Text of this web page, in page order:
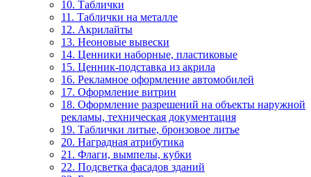
10. Таблички
11. Таблички на металле
12. Акрилайты
13. Неоновые вывески
14. Ценники наборные, пластиковые
15. Ценник-подставка из акрила
16. Рекламное оформление автомобилей
17. Оформление витрин
18. Оформление разрешений на объекты наружной
рекламы, техническая документация
19. Таблички литые, бронзовое литье
20. Наградная атрибутика
21. Флаги, вымпелы, кубки
22. Подсветка фасадов зданий